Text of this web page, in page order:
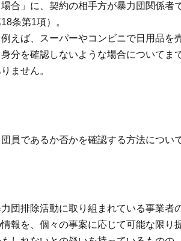
合」に、契約の相手方が暴力団関係者
条第1項）。
えば、スーパーやコンビニで日用品を
分を確認しないような場合についてま
ません。
員であるか否かを確認する方法につい
団排除活動に取り組まれている事業者
報を、個々の事案に応じて可能な限り